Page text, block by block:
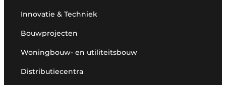
Innovatie & Techniek
Bouwprojecten
Woningbouw- en utiliteitsbouw
Distributiecentra